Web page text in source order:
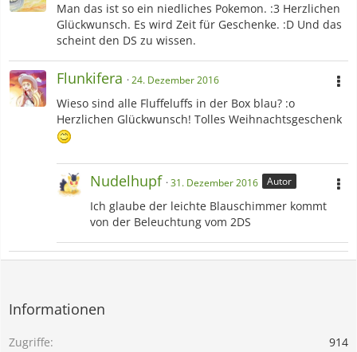
Man das ist so ein niedliches Pokemon. :3 Herzlichen
Glückwunsch. Es wird Zeit für Geschenke. :D Und das
scheint den DS zu wissen.
Flunkifera 24. Dezember 2016
Wieso sind alle Fluffeluffs in der Box blau? :o
Herzlichen Glückwunsch! Tolles Weihnachtsgeschenk
Nudelhupf 31. Dezember 2016 Autor
Ich glaube der leichte Blauschimmer kommt
von der Beleuchtung vom 2DS
Informationen
Zugriffe
914